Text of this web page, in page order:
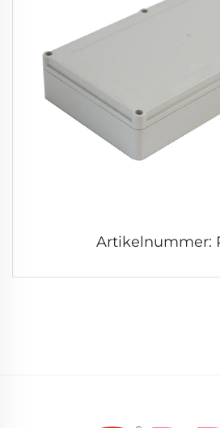
Artikelnummer: